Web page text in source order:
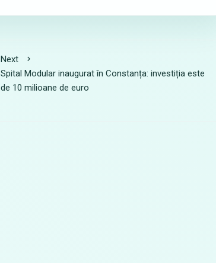
Next
Spital Modular inaugurat în Constanța: investiția este
de 10 milioane de euro